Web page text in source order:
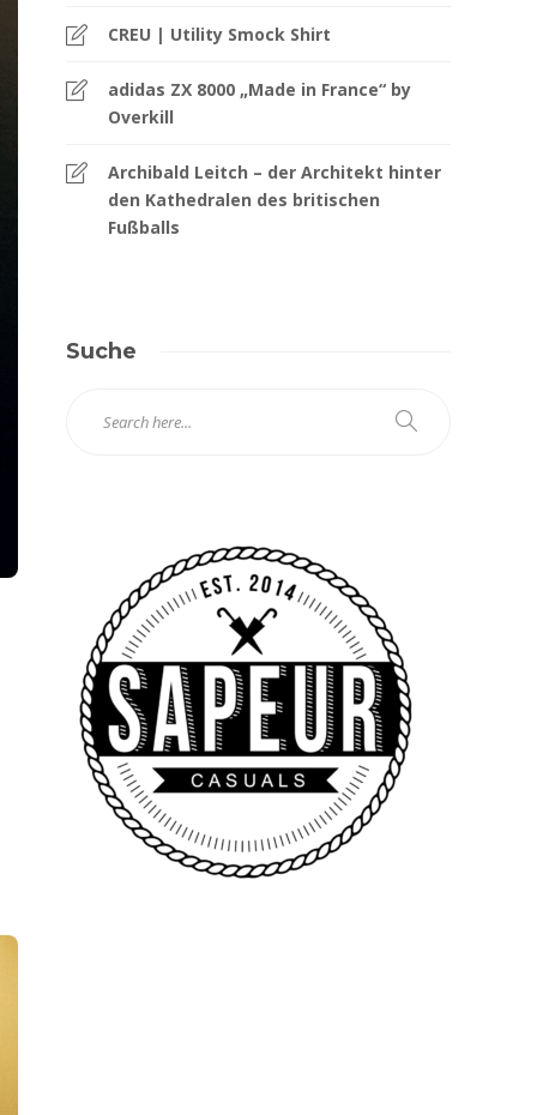
CREU | Utility Smock Shirt
adidas ZX 8000 „Made in France“ by
Overkill
Archibald Leitch – der Architekt hinter
den Kathedralen des britischen
Fußballs
Suche